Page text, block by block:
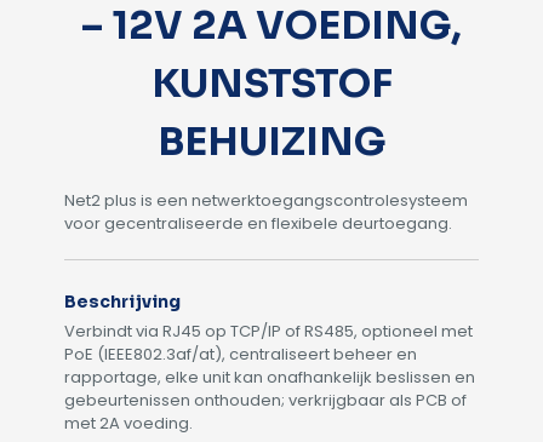
– 12V 2A VOEDING,
KUNSTSTOF
BEHUIZING
Net2 plus is een netwerktoegangscontrolesysteem
voor gecentraliseerde en flexibele deurtoegang.
Beschrijving
Verbindt via RJ45 op TCP/IP of RS485, optioneel met
PoE (IEEE802.3af/at), centraliseert beheer en
rapportage, elke unit kan onafhankelijk beslissen en
gebeurtenissen onthouden; verkrijgbaar als PCB of
met 2A voeding.